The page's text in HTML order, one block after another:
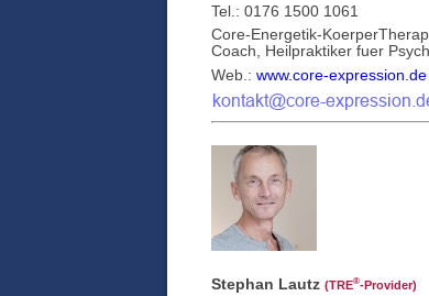
Tel.: 0176 1500 1061
Core-Energetik-
Coach, Heilpraktiker fuer
Web.: www.core-expression.de
Stephan Lautz (TRE®‑Provider)